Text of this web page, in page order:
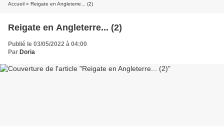
Accueil » Reigate en Angleterre... (2)
Reigate en Angleterre... (2)
Publié le 03/05/2022 à 04:00
Par Doria